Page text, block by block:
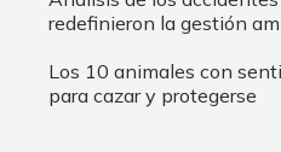
redefinieron la gestión
Los 10 animales con
para cazar y protegerse